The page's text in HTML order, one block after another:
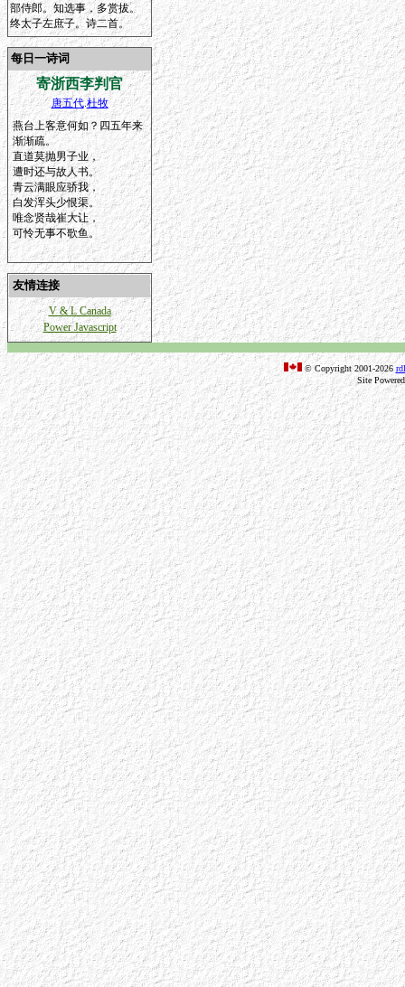
部侍郎。知选事，多赏拔。
终太子左庶子。诗二首。
每日一诗词
寄浙西李判官
唐五代.杜牧
燕台上客意何如？四五年来
渐渐疏。
直道莫抛男子业，
遭时还与故人书。
青云满眼应骄我，
白发浑头少恨渠。
唯念贤哉崔大让，
可怜无事不歌鱼。
友情连接
V & L Canada
Power Javascript
© Copyright 2001-2026
Site